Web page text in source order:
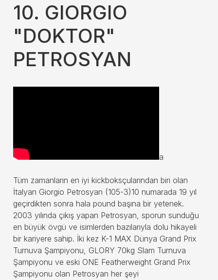
10. GIORGIO
"DOKTOR"
PETROSYAN
a
Tüm zamanların en iyi kickboksçularından biri olan
İtalyan Giorgio Petrosyan (105-3)10 numarada 19 yıl
geçirdikten sonra hala pound başına bir yetenek.
2003 yılında çıkış yapan Petrosyan, sporun sunduğu
en büyük övgü ve isimlerden bazılarıyla dolu hikayeli
bir kariyere sahip. İki kez K-1 MAX Dünya Grand Prix
Turnuva Şampiyonu, GLORY 70kg Slam Turnuva
Şampiyonu ve eski ONE Featherweight Grand Prix
Şampiyonu olan Petrosyan her şeyi